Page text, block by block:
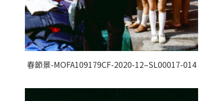
春節景-MOFA109179CF-2020-12–SL00017-014